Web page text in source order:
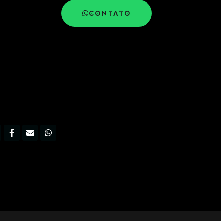
Facebook-
f
EnvelopeWhatsapp
CONTATO